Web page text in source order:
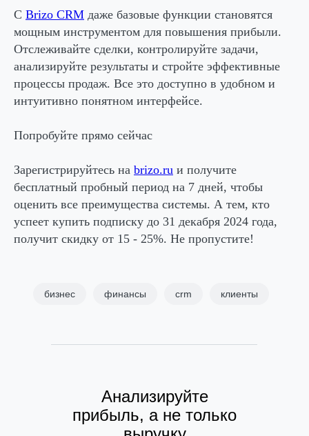
С Brizo CRM даже базовые функции становятся
мощным инструментом для повышения прибыли.
Отслеживайте сделки, контролируйте задачи,
анализируйте результаты и стройте эффективные
процессы продаж. Все это доступно в удобном и
интуитивно понятном интерфейсе.
Попробуйте прямо сейчас
Зарегистрируйтесь на brizo.ru и получите
бесплатный пробный период на 7 дней, чтобы
оценить все преимущества системы. А тем, кто
успеет купить подписку до 31 декабря 2024 года,
получит скидку от 15 - 25%. Не пропустите!
бизнес финансы crm клиенты
Анализируйте
прибыль, а не только